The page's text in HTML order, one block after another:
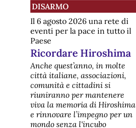
DISARMO
Il 6 agosto 2026 una rete di
eventi per la pace in tutto il
Paese
Ricordare Hiroshima
Anche quest’anno, in molte
città italiane, associazioni,
comunità e cittadini si
riuniranno per mantenere
viva la memoria di Hiroshima
e rinnovare l’impegno per un
mondo senza l'incubo